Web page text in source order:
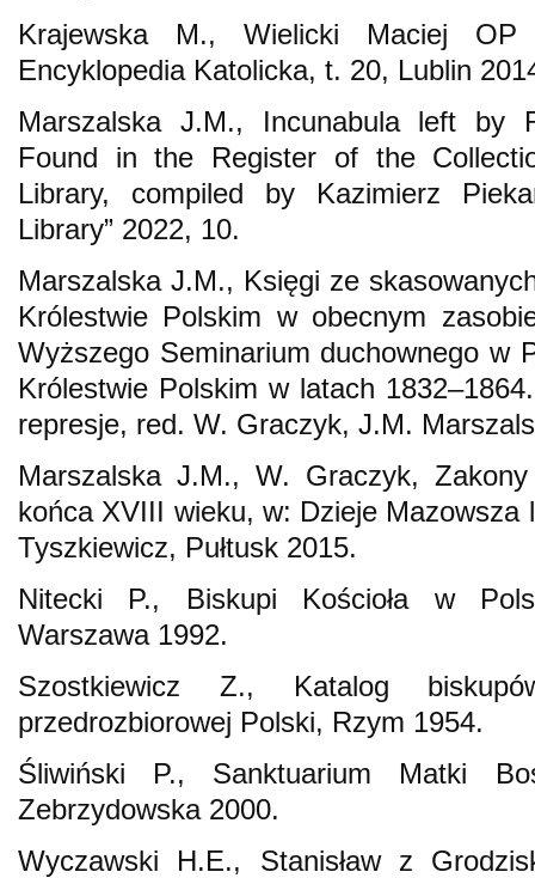
Krajewska M., Wielicki Maciej
Encyklopedia Katolicka, t. 20, Lublin
Marszalska J.M., Incunabula left by
Found in the Register of the
Library, compiled by Kazimierz
Library” 2022, 10.
Marszalska J.M., Księgi ze
Królestwie Polskim w obecnym
Wyższego Seminarium duchownego w
Królestwie Polskim w latach
represje, red. W. Graczyk, J.M.
Marszalska J.M., W. Graczyk,
końca XVIII wieku, w: Dzieje
Tyszkiewicz, Pułtusk 2015.
Nitecki P., Biskupi Kościoła w
Warszawa 1992.
Szostkiewicz Z., Katalog
przedrozbiorowej Polski, Rzym 1954.
Śliwiński P., Sanktuarium Matki
Zebrzydowska 2000.
Wyczawski H.E., Stanisław z